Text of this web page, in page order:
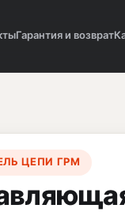
Гарантия и возврат
ЦЕПИ ГРМ